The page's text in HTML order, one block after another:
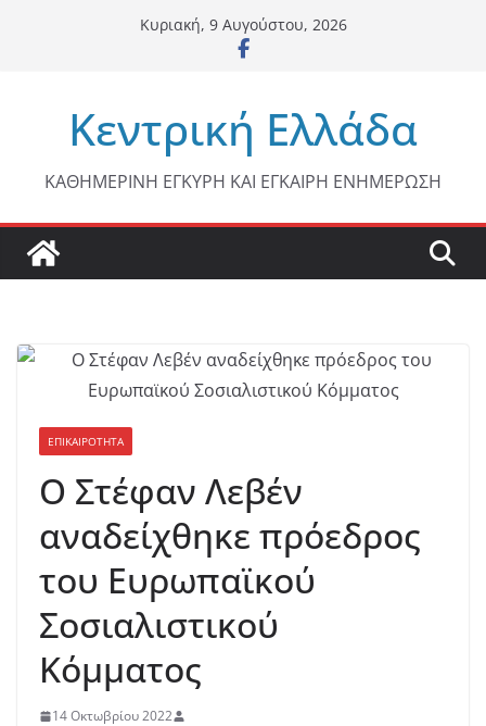
Κυριακή, 9 Αυγούστου, 2026
Κεντρική Ελλάδα
ΚΑΘΗΜΕΡΙΝΗ ΕΓΚΥΡΗ ΚΑΙ ΕΓΚΑΙΡΗ ΕΝΗΜΕΡΩΣΗ
ΕΠΙΚΑΙΡΟΤΗΤΑ
Ο Στέφαν Λεβέν
αναδείχθηκε πρόεδρος
του Ευρωπαϊκού
Σοσιαλιστικού
Κόμματος
14 Οκτωβρίου 2022